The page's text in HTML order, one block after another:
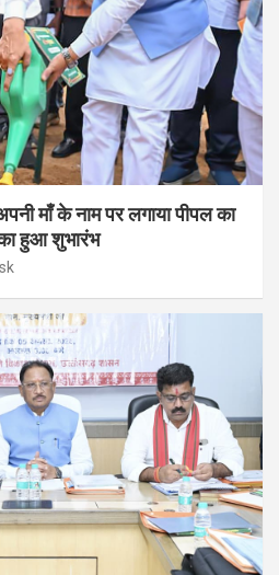
माँ के नाम पर लगाया पीपल का
हुआ शुभारंभ